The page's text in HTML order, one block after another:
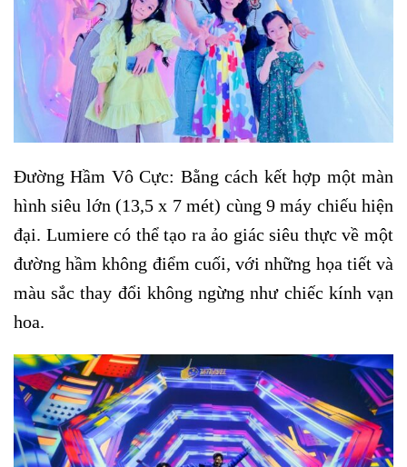
Đường Hầm Vô Cực: Bằng cách kết hợp một màn
hình siêu lớn (13,5 x 7 mét) cùng 9 máy chiếu hiện
đại. Lumiere có thể tạo ra ảo giác siêu thực về một
đường hầm không điểm cuối, với những họa tiết và
màu sắc thay đổi không ngừng như chiếc kính vạn
hoa.